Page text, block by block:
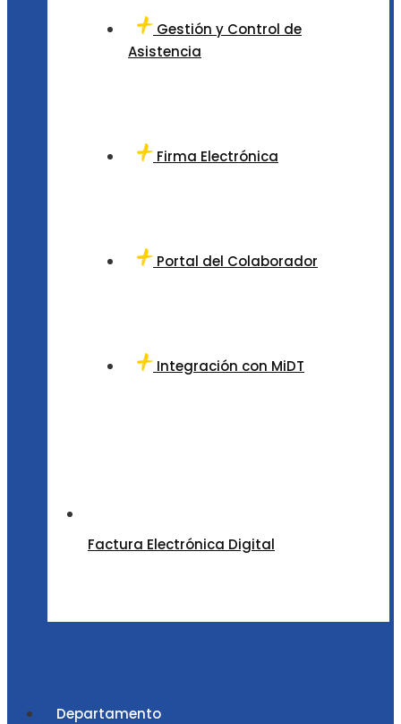
Gestión y Control de
Asistencia
Firma Electrónica
Portal del Colaborador
Integración con MiDT
Factura Electrónica Digital
Departamento